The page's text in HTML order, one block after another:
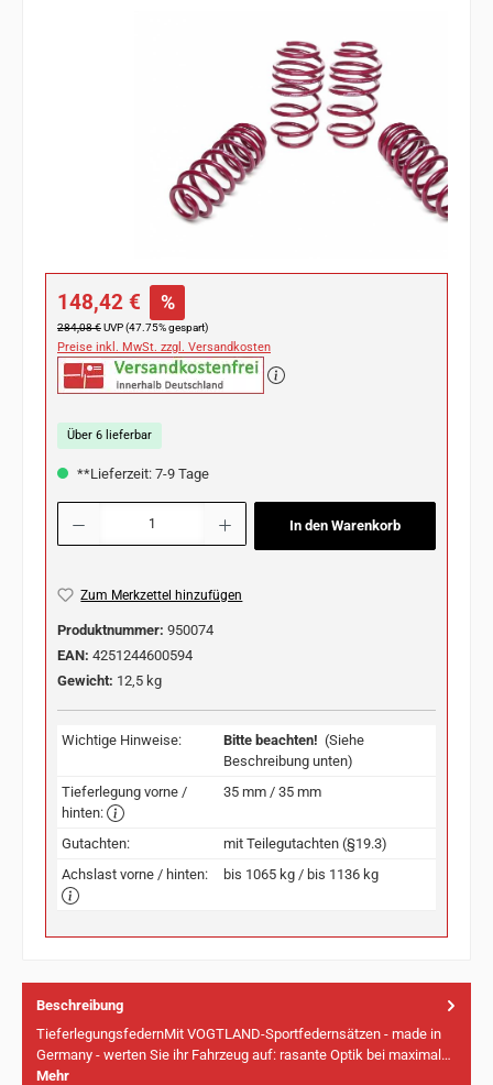
Verkaufspreis:
148,42 € %
Regulärer Preis:
284,08 €UVP (47.75% gespart)
Preise inkl. MwSt. zzgl. Versandkosten
Über 6 lieferbar
**Lieferzeit: 7-9 Tage
Produkt Anzahl: Gib den gewünschten Wert ein oder benutze die Schaltflächen
In den Warenkorb
Zum Merkzettel hinzufügen
Produktnummer: 950074
EAN: 4251244600594
Gewicht: 12,5 kg
Wichtige Hinweise: Bitte beachten! (Siehe
Beschreibung unten)
Tieferlegung vorne /
hinten:
35 mm / 35 mm
Gutachten:
mit Teilegutachten (§19.3)
Achslast vorne / hinten:
bis 1065 kg / bis 1136 kg
Beschreibung
TieferlegungsfedernMit VOGTLAND-Sportfedernsätzen - made in
Germany - werten Sie ihr Fahrzeug auf: rasante Optik bei maximal…
Mehr